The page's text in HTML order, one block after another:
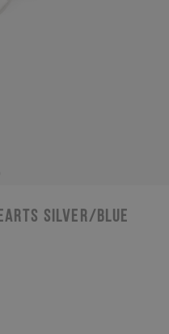
hearts silver/blue